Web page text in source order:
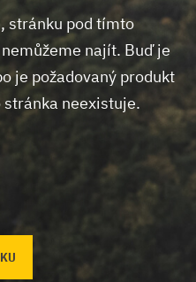
stránku pod tímto
najít. Buď je
je požadovaný produkt
stránka neexistuje.